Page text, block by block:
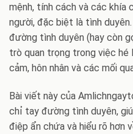
mệnh, tính cách và các khía
người, đặc biệt là tình
đường tình duyên (hay còn
trò quan trọng trong việc hé
cảm, hôn nhân và các mối
Bài viết này của
chỉ tay đường tình duyên,
điệp ẩn chứa và hiểu rõ hơn